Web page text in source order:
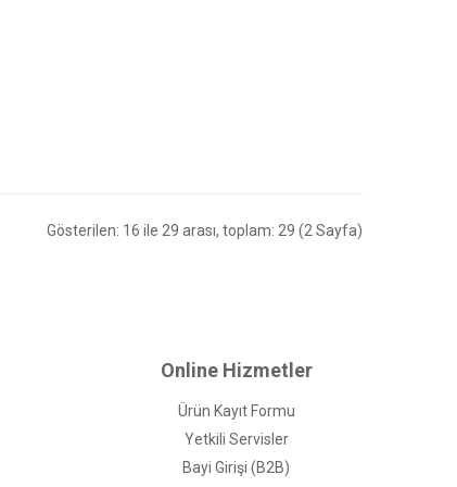
Gösterilen: 16 ile 29 arası, toplam: 29 (2 Sayfa)
Online Hizmetler
Ürün Kayıt Formu
Yetkili Servisler
Bayi Girişi (B2B)